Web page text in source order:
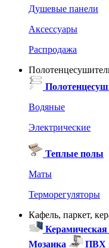
Душевые панели
Аксессуары
Распродажа
Водяные
Электрические
Теплые полы
Маты
Терморегуляторы
Кафель, паркет,
Мозаика
ПВХ